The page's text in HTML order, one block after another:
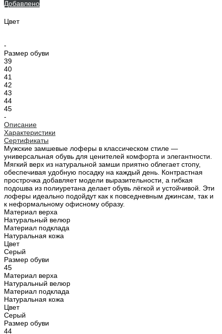
Добавлено
Цвет
-
Размер обуви
39
40
41
42
43
44
45
-
Описание
Характеристики
Сертификаты
Мужские замшевые лоферы в классическом стиле —
универсальная обувь для ценителей комфорта и элегантности.
Мягкий верх из натуральной замши приятно облегает стопу,
обеспечивая удобную посадку на каждый день. Контрастная
прострочка добавляет модели выразительности, а гибкая
подошва из полиуретана делает обувь лёгкой и устойчивой. Эти
лоферы идеально подойдут как к повседневным джинсам, так и
к неформальному офисному образу.
Материал верха
Натуральный велюр
Материал подклада
Натуральная кожа
Цвет
Серый
Размер обуви
45
Материал верха
Натуральный велюр
Материал подклада
Натуральная кожа
Цвет
Серый
Размер обуви
44